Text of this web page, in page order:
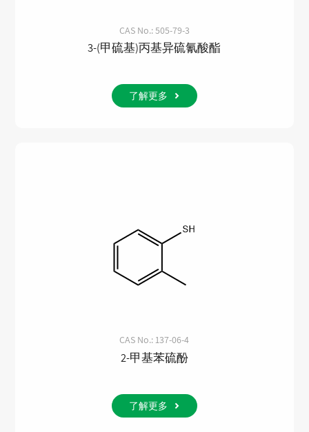
CAS No.: 505-79-3
3-(甲硫基)丙基异硫氰酸酯
了解更多
CAS No.: 137-06-4
2-甲基苯硫酚
了解更多